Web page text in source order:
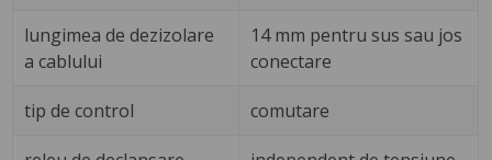
lungimea de dezizolare
a cablului
14 mm pentru sus sau jos
conectare
tip de control comutare